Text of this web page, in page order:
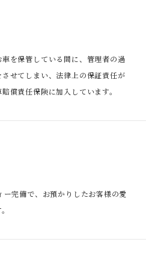
を保管している間に、管理者の過
せてしまい、法律上の保証責任が
償責任保険に加入しています。
完備で、お預かりしたお客様の愛